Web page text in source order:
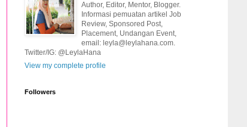
Author, Editor, Mentor, Blogger.
Informasi pemuatan artikel Job
Review, Sponsored Post,
Placement, Undangan Event,
email: leyla@leylahana.com.
Twitter/IG: @LeylaHana
View my complete profile
Followers